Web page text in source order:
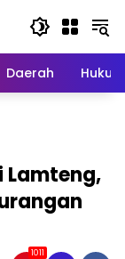
Daerah Hukum
Lamteng,
1011